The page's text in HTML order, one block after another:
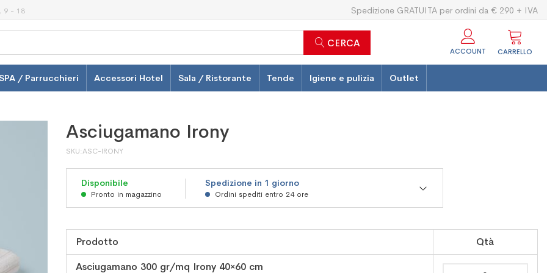
9 - 18 Spedizione GRATUITA per ordini da € 290 + IVA
CERCA
ACCOUNT CARRELLO
/ Parrucchieri Accessori Hotel Sala / Ristorante Tende Igiene e pulizia Outlet
Asciugamano Irony
SKU ASC-IRONY
Disponibile
Pronto in magazzino
Spedizione in 1 giorno
Ordini spediti entro 24 ore
Elementi
Prodotto
Qtà
Asciugamano 300 gr/mq Irony 40×60 cm